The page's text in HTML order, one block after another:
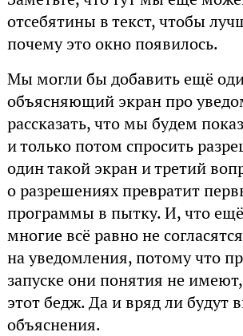
отсебятины в текст, чтобы
почему это окно появилось.
Мы могли бы добавить ещё
объясняющий экран про
рассказать, что мы будем
и только потом спросить
один такой экран и третий
о разрешениях превратит
программы в пытку. И, что
многие всё равно не согласятся
на уведомления, потому что
запуске они понятия не
этот бедж. Да и вряд ли будут
объяснения.